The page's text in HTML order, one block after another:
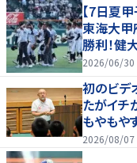
【7日夏
東海大甲
勝利！健
2026/06/30
初のビデ
たがイチ
もやもや
2026/08/07